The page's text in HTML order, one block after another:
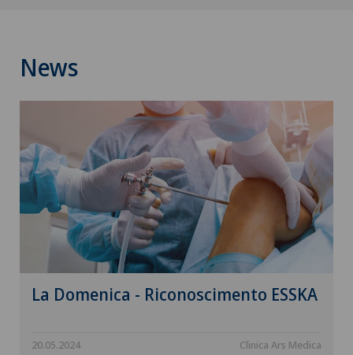
News
La Domenica - Riconoscimento ESSKA
20.05.2024 Clinica Ars Medica